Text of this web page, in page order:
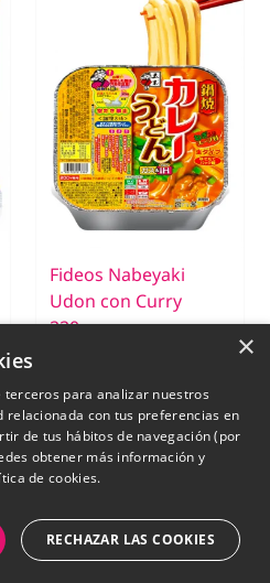
Fideos Nabeyaki
Udon con Curry
220g.
€ 3,80
×
para analizar nuestros
con tus preferencias en
de tus hábitos de navegación (por
obtener más información y
de cookies.
RECHAZAR LAS COOKIES